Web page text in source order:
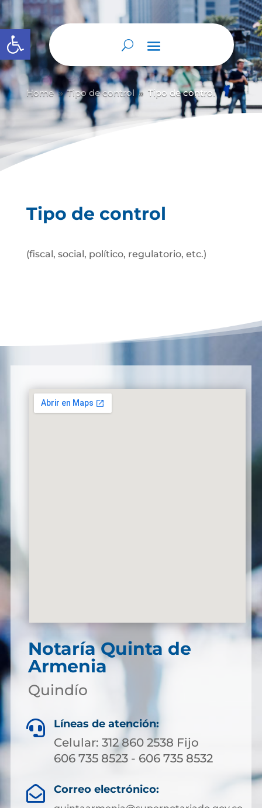
Abrir barra de herramientas
Home 9 Tipo de control 9 Tipo de control
Tipo de control
(fiscal, social, político, regulatorio, etc.)
Notaría Quinta de
Armenia
Quindío
 Líneas de atención:
Celular: 312 860 2538 Fijo
606 735 8523 - 606 735 8532
 Correo electrónico: